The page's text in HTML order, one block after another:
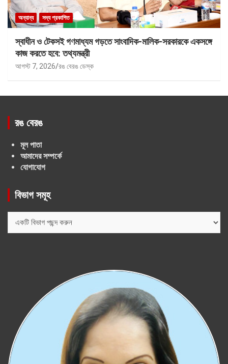
অন্যান্য সদ্য প্রকাশিত
স্বাধীন ও টেকসই গণমাধ্যম গড়তে সাংবাদিক-মালিক-সরকারকে একসঙ্গে
কাজ করতে হবে: তথ্যমন্ত্রী
আগস্ট 7, 2026 রঙ বেরঙ ডেস্ক
রঙ বেরঙ
মূল পাতা
আমাদের সম্পর্কে
যোগাযোগ
বিভাগ সমূহ